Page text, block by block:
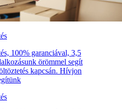
100% garanciával, 3,5
örömmel segít
kapcsán. Hívjon